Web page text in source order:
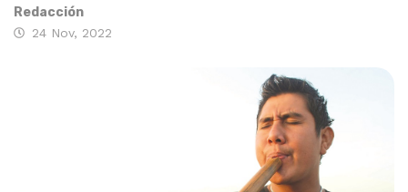
Redacción
24 Nov, 2022